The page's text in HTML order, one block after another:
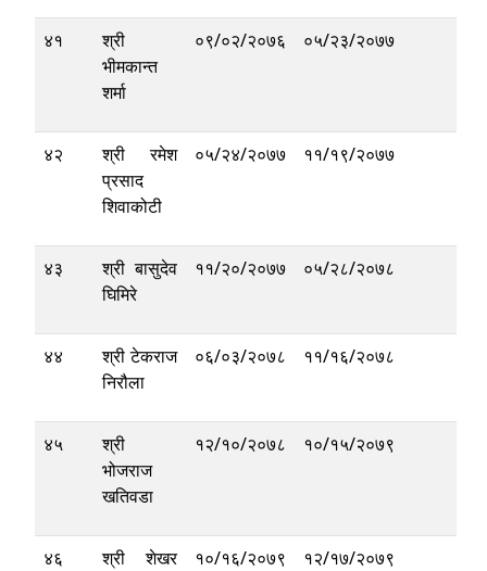
४१
श्री
भीमकान्त
शर्मा
०९/०२/२०७६ ०५/२३/२०७७
४२
श्री रमेश
प्रसाद
शिवाकोटी
०५/२४/२०७७ ११/१९/२०७७
४३
श्री बासुदेव
घिमिरे
११/२०/२०७७ ०५/२८/२०७८
४४
श्री टेकराज
निरौला
०६/०३/२०७८ ११/१६/२०७८
४५
श्री
भोजराज
खतिवडा
१२/१०/२०७८ १०/१५/२०७९
४६
श्री शेखर
१०/१६/२०७९ १२/१७/२०७९